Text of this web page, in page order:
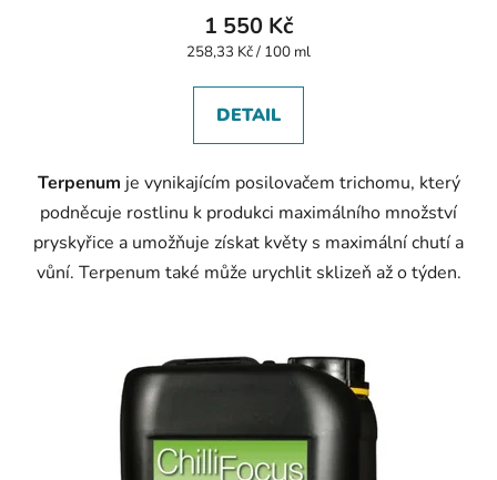
1 550 Kč
Měrná
258,33 Kč / 100 ml
DETAIL
Terpenum je vynikajícím posilovačem trichomu, který
podněcuje rostlinu k produkci maximálního množství
pryskyřice a umožňuje získat květy s maximální chutí a
vůní. Terpenum také může urychlit sklizeň až o týden.